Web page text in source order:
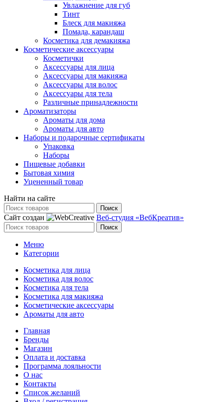
Увлажнение для губ
Тинт
Блеск для макияжа
Помада, карандаш
Косметика для демакияжа
Косметические аксессуары
Косметички
Аксессуары для лица
Аксессуары для макияжа
Аксессуары для волос
Аксессуары для тела
Различные принадлежности
Ароматизаторы
Ароматы для дома
Ароматы для авто
Наборы и подарочные сертификаты
Упаковка
Наборы
Пищевые добавки
Бытовая химия
Уцененный товар
Найти на сайте
Поиск
Сайт создан Веб-студия «ВебКреатив»
Поиск
Меню
Категории
Косметика для лица
Косметика для волос
Косметика для тела
Косметика для макияжа
Косметические аксессуары
Ароматы для авто
Главная
Бренды
Магазин
Оплата и доставка
Программа лояльности
О нас
Контакты
Список желаний